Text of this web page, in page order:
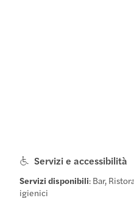
Servizi e accessibilità
Servizi disponibili: Bar,
igienici